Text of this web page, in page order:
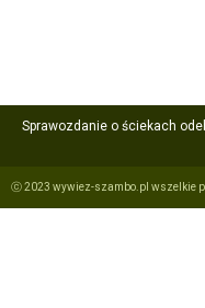
Sprawozdanie o ściekach
ⓒ 2023 wywiez-szambo.pl wszelkie